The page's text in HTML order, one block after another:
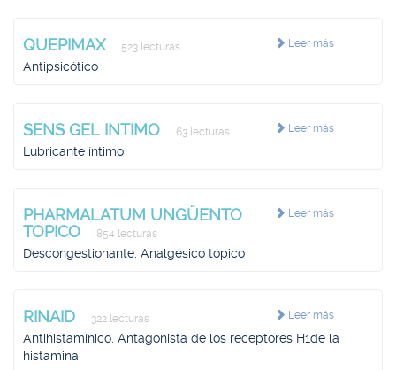
Leer más
QUEPIMAX 523 lecturas
Antipsicótico
Leer más
SENS GEL INTIMO 63 lecturas
Lubricante íntimo
Leer más
PHARMALATUM UNGÜENTO
TOPICO
854 lecturas
Descongestionante, Analgésico tópico
Leer más
RINAID 322 lecturas
Antihistamínico, Antagonista de los receptores H1de la
histamina